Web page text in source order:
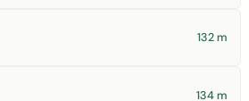
132 m
134 m